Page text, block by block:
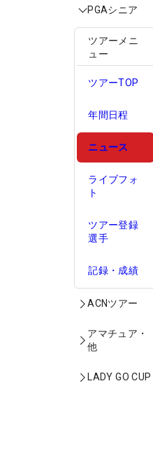
PGAシニア
ツアーメニ
ュー
ツアーTOP
年間日程
ニュース
ライブフォ
ト
ツアー登録
選手
記録・成績
ACNツアー
アマチュア・
他
LADY GO CUP